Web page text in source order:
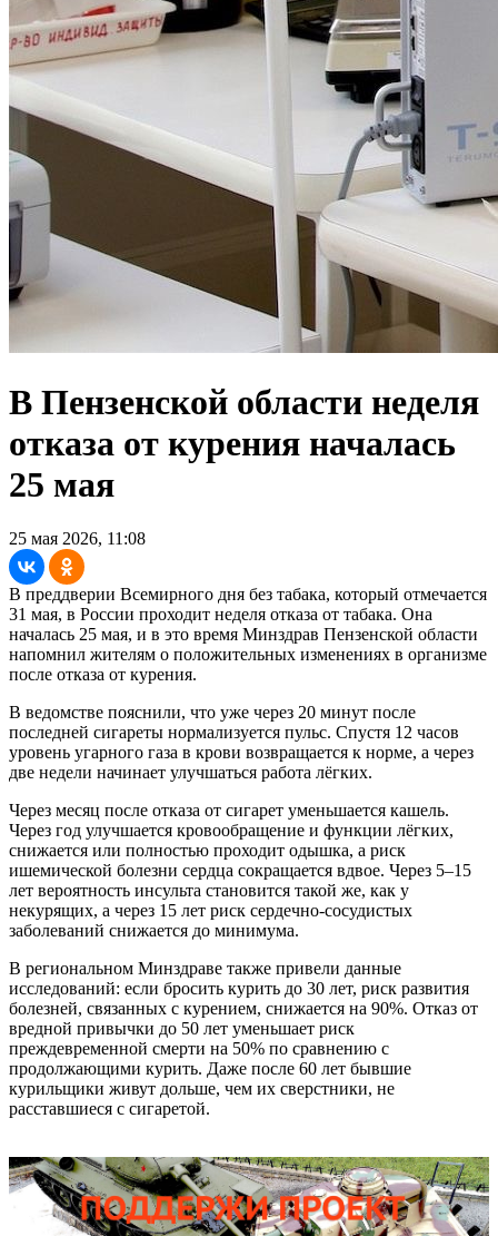
В Пензенской области неделя
отказа от курения началась
25 мая
25 мая 2026, 11:08
В преддверии Всемирного дня без табака, который отмечается
31 мая, в России проходит неделя отказа от табака. Она
началась 25 мая, и в это время Минздрав Пензенской области
напомнил жителям о положительных изменениях в организме
после отказа от курения.
В ведомстве пояснили, что уже через 20 минут после
последней сигареты нормализуется пульс. Спустя 12 часов
уровень угарного газа в крови возвращается к норме, а через
две недели начинает улучшаться работа лёгких.
Через месяц после отказа от сигарет уменьшается кашель.
Через год улучшается кровообращение и функции лёгких,
снижается или полностью проходит одышка, а риск
ишемической болезни сердца сокращается вдвое. Через 5–15
лет вероятность инсульта становится такой же, как у
некурящих, а через 15 лет риск сердечно-сосудистых
заболеваний снижается до минимума.
В региональном Минздраве также привели данные
исследований: если бросить курить до 30 лет, риск развития
болезней, связанных с курением, снижается на 90%. Отказ от
вредной привычки до 50 лет уменьшает риск
преждевременной смерти на 50% по сравнению с
продолжающими курить. Даже после 60 лет бывшие
курильщики живут дольше, чем их сверстники, не
расставшиеся с сигаретой.